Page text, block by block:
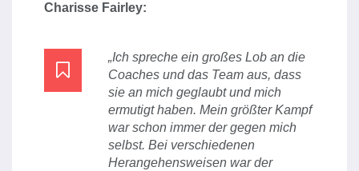
Charisse Fairley:
„Ich spreche ein großes Lob an die
Coaches und das Team aus, dass
sie an mich geglaubt und mich
ermutigt haben. Mein größter Kampf
war schon immer der gegen mich
selbst. Bei verschiedenen
Herangehensweisen war der